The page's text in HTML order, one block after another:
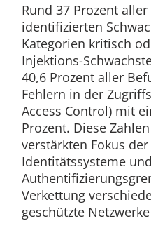
Rund 37 Prozent
identifizierten
Kategorien kritisch
Injektions-
40,6 Prozent aller
Fehlern in der
Access Control) mit
Prozent. Diese
verstärkten Fokus
Identitätssysteme und
Verkettung
geschützte